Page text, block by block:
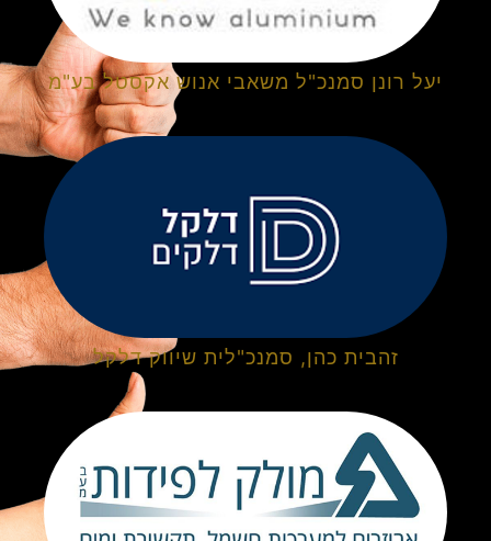
יעל רונן סמנכ"ל משאבי אנוש אקסטל בע"מ
זהבית כהן, סמנכ"לית שיווק דלקל